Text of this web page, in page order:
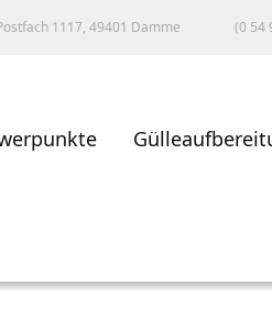
1117, 49401 Damme (0 54